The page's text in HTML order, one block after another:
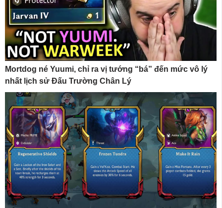
Mortdog né Yuumi, chỉ ra vị tướng “bá” đến mức vô lý
nhất lịch sử Đấu Trường Chân Lý